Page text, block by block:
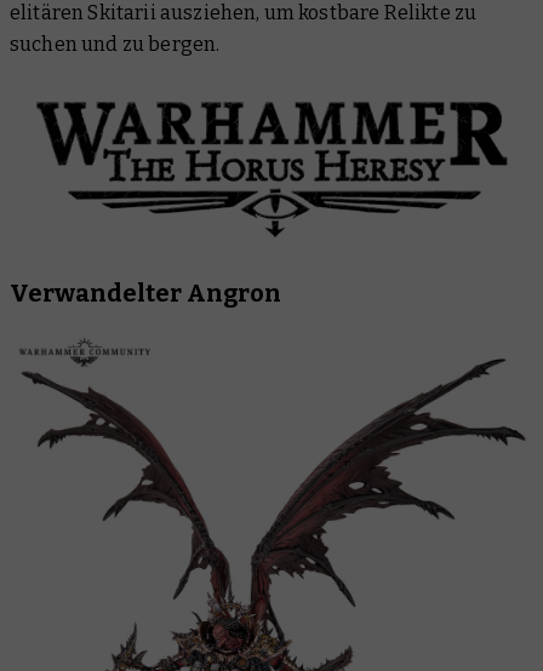
elitären Skitarii ausziehen, um kostbare Relikte zu
suchen und zu bergen.
Verwandelter Angron